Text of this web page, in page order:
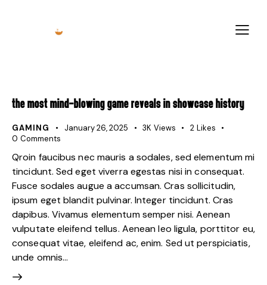
THE MOST MIND-BLOWING GAME REVEALS IN SHOWCASE HISTORY
GAMING January 26, 2025 3K Views 2 Likes
0 Comments
Qroin faucibus nec mauris a sodales, sed elementum mi
tincidunt. Sed eget viverra egestas nisi in consequat.
Fusce sodales augue a accumsan. Cras sollicitudin,
ipsum eget blandit pulvinar. Integer tincidunt. Cras
dapibus. Vivamus elementum semper nisi. Aenean
vulputate eleifend tellus. Aenean leo ligula, porttitor eu,
consequat vitae, eleifend ac, enim. Sed ut perspiciatis,
unde omnis…